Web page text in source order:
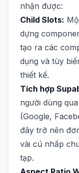
nhận được:
Child Slots:
dựng
tạo ra các
dụng và tùy
thiết kế.
Tích hợp
người dùng
(Google,
đây trở nên
vài cú nhấp
tạp.